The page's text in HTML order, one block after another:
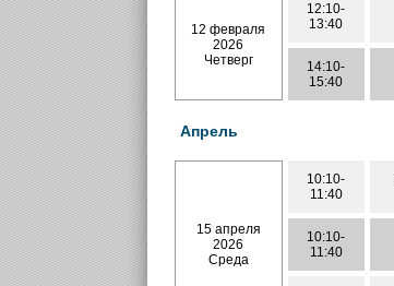
12 февраля
2026
Четверг
12:10-
13:40
14:10-
15:40
Апрель
15 апреля
2026
Среда
10:10-
11:40
10:10-
11:40